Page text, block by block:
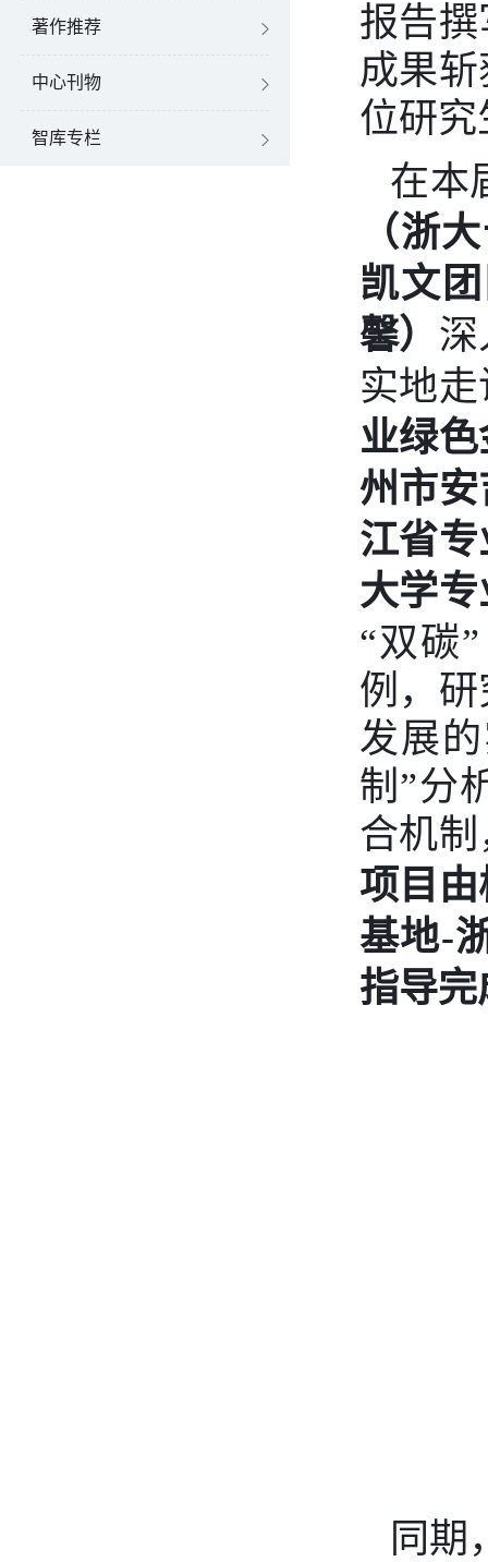
著作推荐
中心刊物
智库专栏
报告
成果
位研
在本
（浙
凯文
馨）
实地
业绿
州市
江省
大学
“双碳
例，
发展
制”分
合机
项目
基地-
指导完
同期